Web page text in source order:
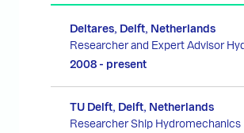
Deltares, Delft, Netherlands
Researcher and Expert Advisor
2008 - present
TU Delft, Delft, Netherlands
Researcher Ship Hydromechanics